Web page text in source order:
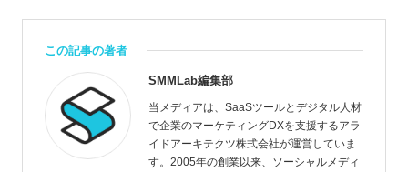
この記事の著者
SMMLab編集部
当メディアは、SaaSツールとデジタル人材
で企業のマーケティングDXを支援するアラ
イドアーキテクツ株式会社が運営していま
す。2005年の創業以来、ソーシャルメディ